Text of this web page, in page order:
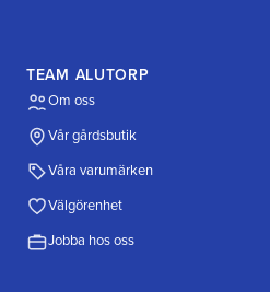
TEAM ALUTORP
Om oss
Vår gårdsbutik
Våra varumärken
Välgörenhet
Jobba hos oss